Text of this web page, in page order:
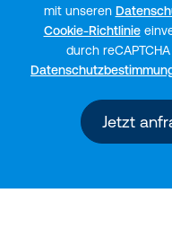
mit unseren
Cookie-Richtlinie
durch
Jetzt